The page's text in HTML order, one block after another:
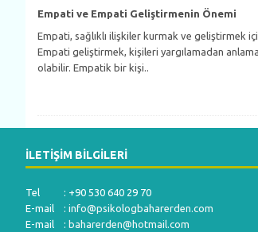
Empati ve Empati Geliştirmenin Önemi
Empati, sağlıklı ilişkiler kurmak ve geliştirmek
Empati geliştirmek, kişileri yargılamadan
olabilir. Empatik bir kişi..
İLETIŞIM BILGILERI
Tel : +90 530 640 29 70
E-mail : info@psikologbaharerden.com
E-mail : baharerden@hotmail.com